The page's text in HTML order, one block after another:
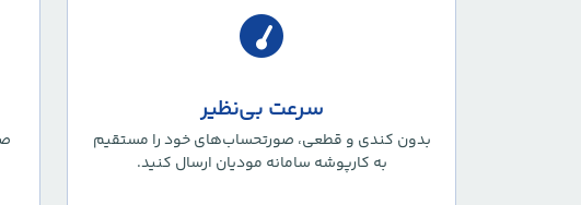
سرعت بی‌نظیر
بدون کندی و قطعی، صورتحساب‌های خود را مستقیم
به کارپوشه سامانه مودیان ارسال کنید.